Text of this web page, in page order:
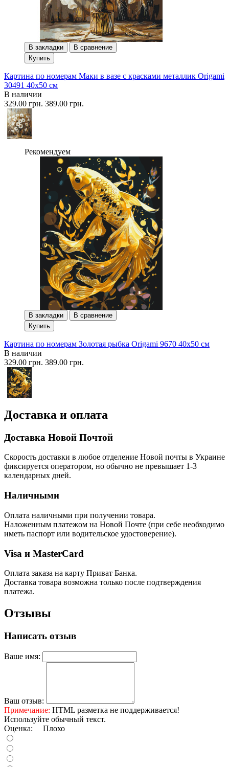
В закладки
В сравнение
Купить
Картина по номерам Маки в вазе с красками металлик Origami
30491 40x50 см
В наличии
329.00 грн. 389.00 грн.
Рекомендуем
В закладки
В сравнение
Купить
Картина по номерам Золотая рыбка Origami 9670 40x50 см
В наличии
329.00 грн. 389.00 грн.
Доставка и оплата
Доставка Новой Почтой
Скорость доставки в любое отделение Новой почты в Украине
фиксируется оператором, но обычно не превышает 1-3
календарных дней.
Наличными
Оплата наличными при получении товара.
Наложенным платежом на Новой Почте (при себе необходимо
иметь паспорт или водительское удостоверение).
Visa и MasterCard
Оплата заказа на карту Приват Банка.
Доставка товара возможна только после подтверждения
платежа.
Отзывы
Написать отзыв
Ваше имя:
Ваш отзыв:
Примечание: HTML разметка не поддерживается!
Используйте обычный текст.
Оценка: Плохо